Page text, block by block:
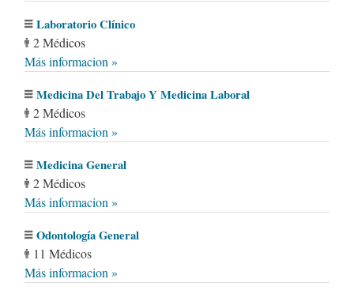
Laboratorio Clínico
2 Médicos
Más informacion »
Medicina Del Trabajo Y Medicina Laboral
2 Médicos
Más informacion »
Medicina General
2 Médicos
Más informacion »
Odontología General
11 Médicos
Más informacion »